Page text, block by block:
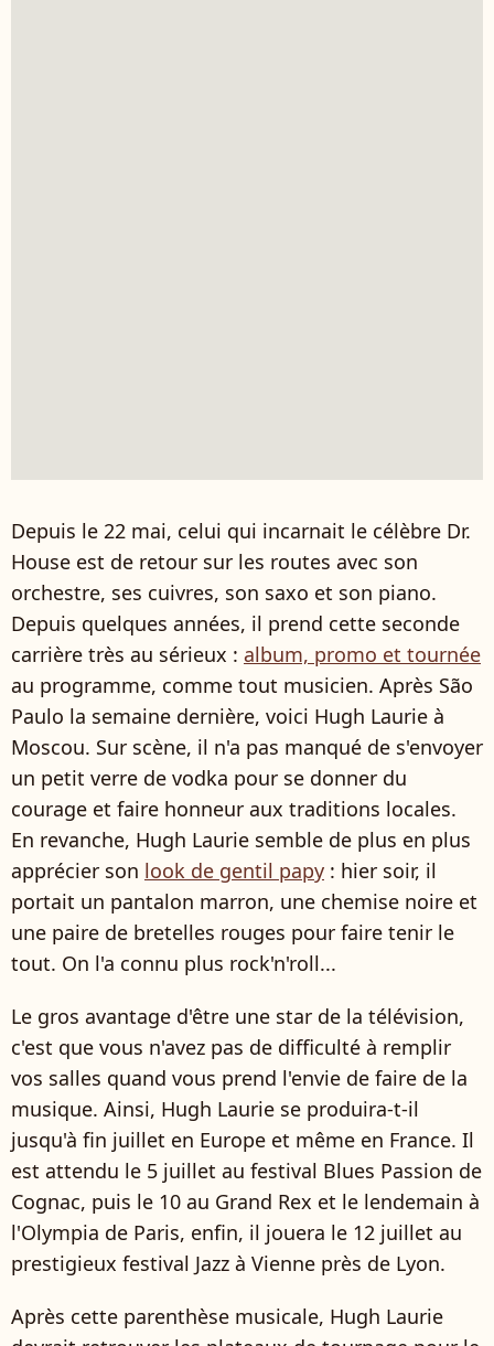
Depuis le 22 mai, celui qui incarnait le célèbre Dr.
House est de retour sur les routes avec son
orchestre, ses cuivres, son saxo et son piano.
Depuis quelques années, il prend cette seconde
carrière très au sérieux : album, promo et tournée
au programme, comme tout musicien. Après São
Paulo la semaine dernière, voici Hugh Laurie à
Moscou. Sur scène, il n'a pas manqué de s'envoyer
un petit verre de vodka pour se donner du
courage et faire honneur aux traditions locales.
En revanche, Hugh Laurie semble de plus en plus
apprécier son look de gentil papy : hier soir, il
portait un pantalon marron, une chemise noire et
une paire de bretelles rouges pour faire tenir le
tout. On l'a connu plus rock'n'roll...
Le gros avantage d'être une star de la télévision,
c'est que vous n'avez pas de difficulté à remplir
vos salles quand vous prend l'envie de faire de la
musique. Ainsi, Hugh Laurie se produira-t-il
jusqu'à fin juillet en Europe et même en France. Il
est attendu le 5 juillet au festival Blues Passion de
Cognac, puis le 10 au Grand Rex et le lendemain à
l'Olympia de Paris, enfin, il jouera le 12 juillet au
prestigieux festival Jazz à Vienne près de Lyon.
Après cette parenthèse musicale, Hugh Laurie